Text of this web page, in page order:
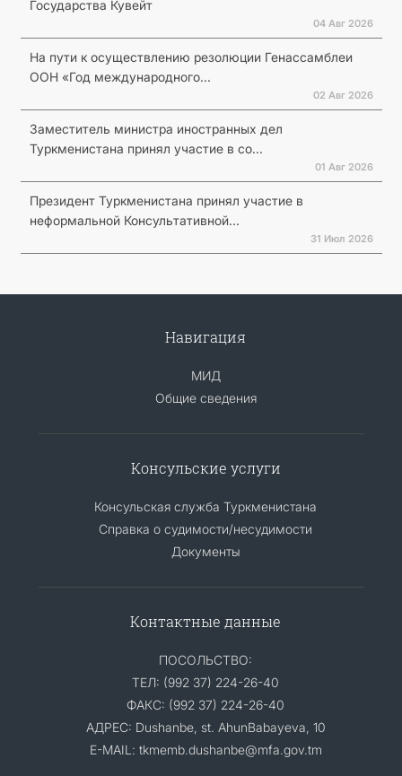
Государства Кувейт
04 Авг 2026
На пути к осуществлению резолюции Генассамблеи
ООН «Год международного...
02 Авг 2026
Заместитель министра иностранных дел
Туркменистана принял участие в со...
01 Авг 2026
Президент Туркменистана принял участие в
неформальной Консультативной...
31 Июл 2026
Навигация
МИД
Общие сведения
Консульские услуги
Консульская служба Туркменистана
Справка о судимости/несудимости
Документы
Контактные данные
ПОСОЛЬСТВО:
ТЕЛ: (992 37) 224-26-40
ФАКС: (992 37) 224-26-40
АДРЕС: Dushanbe, st. AhunBabayeva, 10
E-MAIL: tkmemb.dushanbe@mfa.gov.tm